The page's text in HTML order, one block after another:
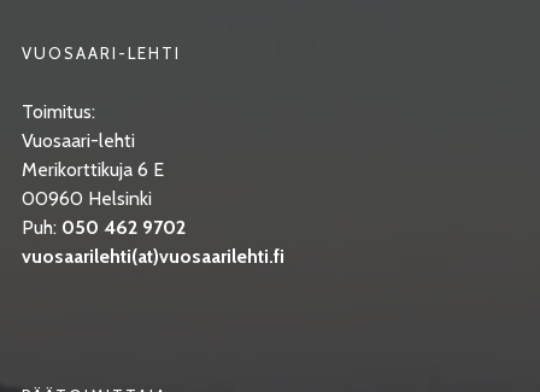
VUOSAARI-LEHTI
Toimitus:
Vuosaari-lehti
Merikorttikuja 6 E
00960 Helsinki
Puh: 050 462 9702
vuosaarilehti(at)vuosaarilehti.fi